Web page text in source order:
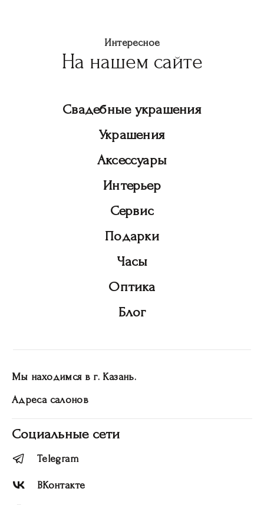
Интересное
На нашем сайте
Свадебные украшения
Украшения
Аксессуары
Интерьер
Сервис
Подарки
Часы
Оптика
Блог
Мы находимся в г. Казань.
Адреса салонов
Социальные сети
Telegram
ВКонтакте